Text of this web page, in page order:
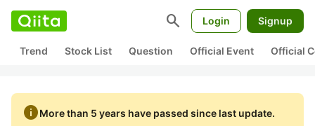
search Login Signup
Trend Stock List Question Official Event Official
infoMore than 5 years have passed since last update.